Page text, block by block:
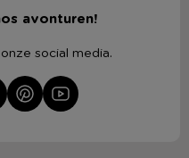
avonturen!
social media.